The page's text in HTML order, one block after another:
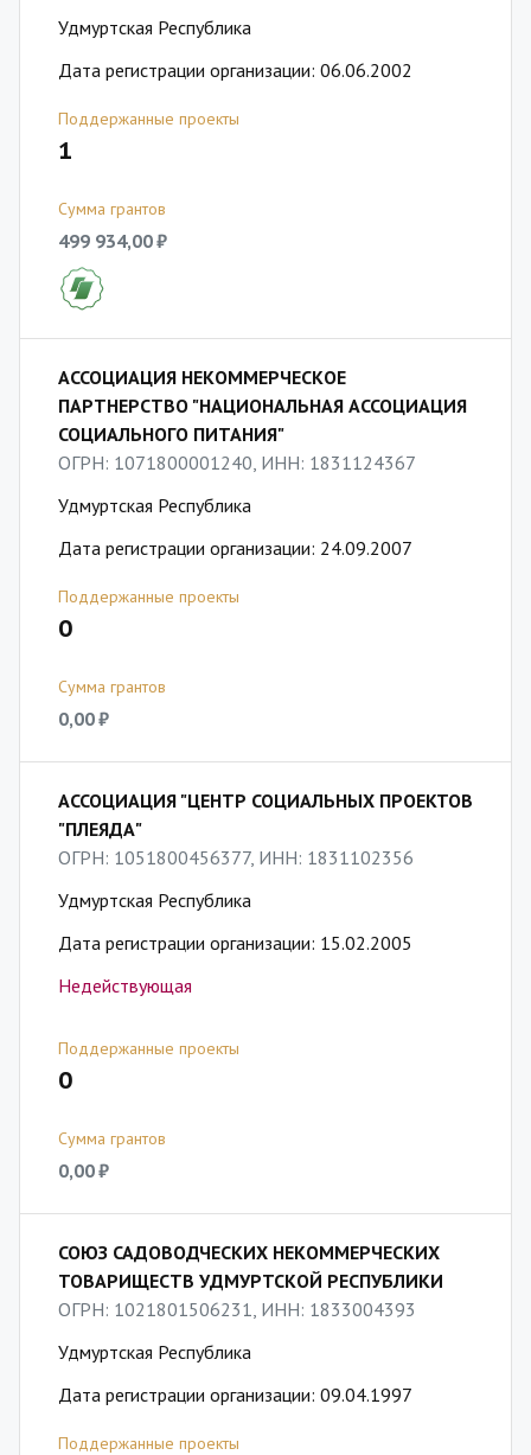
Удмуртская Республика
Дата регистрации организации: 06.06.2002
Поддержанные проекты
1
Сумма грантов
499 934,00 ₽
АССОЦИАЦИЯ НЕКОММЕРЧЕСКОЕ
ПАРТНЕРСТВО "НАЦИОНАЛЬНАЯ АССОЦИАЦИЯ
СОЦИАЛЬНОГО ПИТАНИЯ"
ОГРН: 1071800001240, ИНН: 1831124367
Удмуртская Республика
Дата регистрации организации: 24.09.2007
Поддержанные проекты
0
Сумма грантов
0,00 ₽
АССОЦИАЦИЯ "ЦЕНТР СОЦИАЛЬНЫХ ПРОЕКТОВ
"ПЛЕЯДА"
ОГРН: 1051800456377, ИНН: 1831102356
Удмуртская Республика
Дата регистрации организации: 15.02.2005
Недействующая
Поддержанные проекты
0
Сумма грантов
0,00 ₽
СОЮЗ САДОВОДЧЕСКИХ НЕКОММЕРЧЕСКИХ
ТОВАРИЩЕСТВ УДМУРТСКОЙ РЕСПУБЛИКИ
ОГРН: 1021801506231, ИНН: 1833004393
Удмуртская Республика
Дата регистрации организации: 09.04.1997
Поддержанные проекты